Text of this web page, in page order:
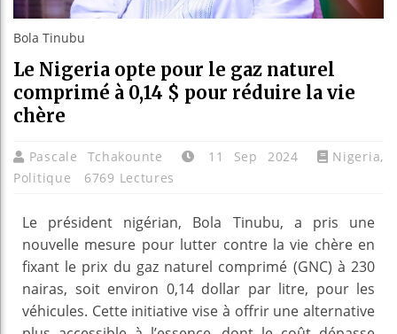
Bola Tinubu
Le Nigeria opte pour le gaz naturel
comprimé à 0,14 $ pour réduire la vie
chère
Pascale Tchakounte 11 Sep 2024 Nigeria,
Politique
6769 Lectures
Le président nigérian, Bola Tinubu, a pris une
nouvelle mesure pour lutter contre la vie chère en
fixant le prix du gaz naturel comprimé (GNC) à 230
nairas, soit environ 0,14 dollar par litre, pour les
véhicules. Cette initiative vise à offrir une alternative